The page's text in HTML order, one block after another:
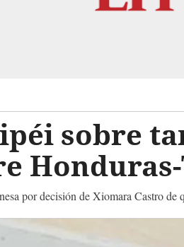
sobre
por decisión de Xiomara Castro de